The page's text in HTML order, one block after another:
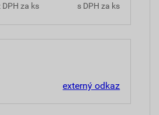
DPH za ks s DPH za ks
externý odkaz